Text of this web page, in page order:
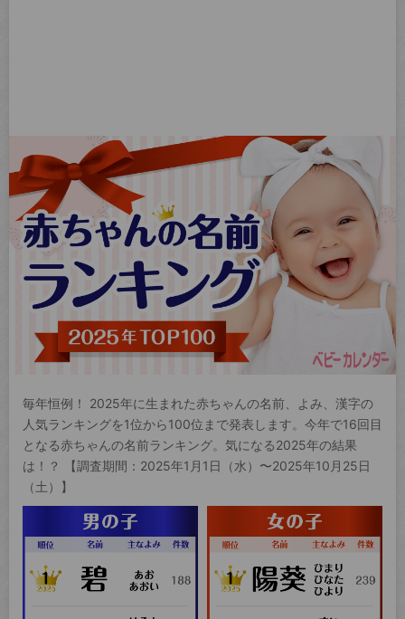
毎年恒例！ 2025年に生まれた赤ちゃんの名前、よみ、漢字の
人気ランキングを1位から100位まで発表します。今年で16回目
となる赤ちゃんの名前ランキング。気になる2025年の結果
は！？ 【調査期間：2025年1月1日（水）〜2025年10月25日
（土）】